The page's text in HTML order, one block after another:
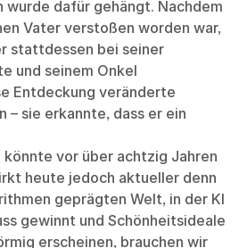
wurde dafür gehängt. Nachdem
Vater verstoßen worden war,
stattdessen bei seiner
und seinem Onkel
Entdeckung veränderte
– sie erkannte, dass er ein
könnte vor über achtzig Jahren
heute jedoch aktueller denn
geprägten Welt, in der KI
gewinnt und Schönheitsideale
erscheinen, brauchen wir